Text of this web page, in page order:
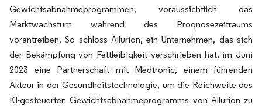
Gewichtsabnahmeprogrammen, voraussichtlich das
Marktwachstum während des Prognosezeitraums
vorantreiben. So schloss Allurion, ein Unternehmen, das sich
der Bekämpfung von Fettleibigkeit verschrieben hat, im Juni
2023 eine Partnerschaft mit Medtronic, einem führenden
Akteur in der Gesundheitstechnologie, um die Reichweite des
KI-gesteuerten Gewichtsabnahmeprogramms von Allurion zu